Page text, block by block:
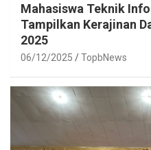
Mahasiswa Teknik
Tampilkan Kerajinan
2025
06/12/2025 TopbNews